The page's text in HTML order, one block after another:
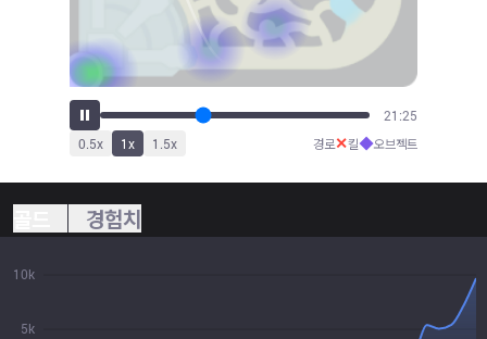
23:45
0.5x 1x 1.5x 경로✕킬◆오브젝트
경험치
5k
10k